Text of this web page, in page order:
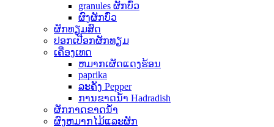
granules ຜັກບົ່ວ
ຜົງຜັກບົ່ວ
ຜັກທຽມສົດ
ປອກເປືອກຜັກທຽມ
ເຄື່ອງເທດ
ຫມາກເຜັດແດງຮ້ອນ
paprika
ລະຄັງ Pepper
ການຂາດນ້ໍາ Hadradish
ຜັກກາດຂາດນ້ໍາ
ຜົງຫມາກໄມ້ແລະຜັກ